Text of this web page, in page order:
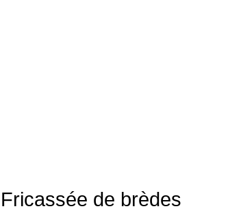
Fricassée de brèdes